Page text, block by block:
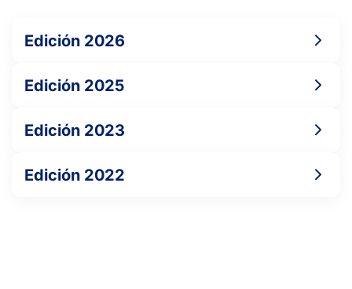
Edición 2026
Edición 2025
Edición 2023
Edición 2022